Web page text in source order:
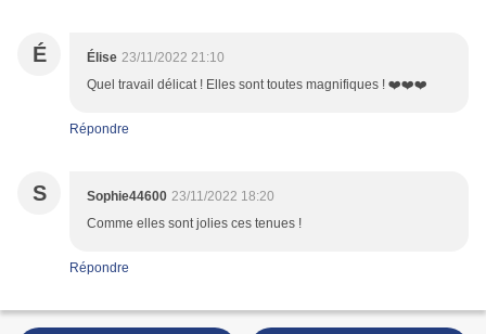
É Élise 23/11/2022 21:10
Quel travail délicat ! Elles sont toutes magnifiques ! ❤️❤️❤️
Répondre
S Sophie44600 23/11/2022 18:20
Comme elles sont jolies ces tenues !
Répondre